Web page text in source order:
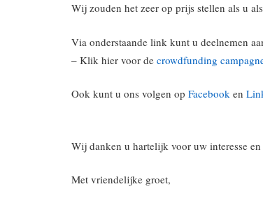
Wij zouden het zeer op prijs stellen als u
Via onderstaande link kunt u deelnemen
– Klik hier voor de crowdfunding
Ook kunt u ons volgen op Facebook en
Wij danken u hartelijk voor uw interesse
Met vriendelijke groet,